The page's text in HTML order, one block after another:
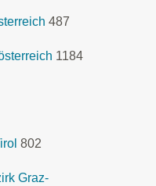
487
1184
802
Graz-